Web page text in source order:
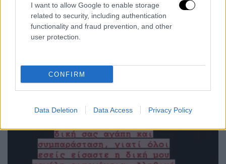
I want to allow Google to enable storage
related to security, including authentication
functionality and fraud prevention, and other
user protection.
CONFIRM
Data Deletion Data Access Privacy Policy